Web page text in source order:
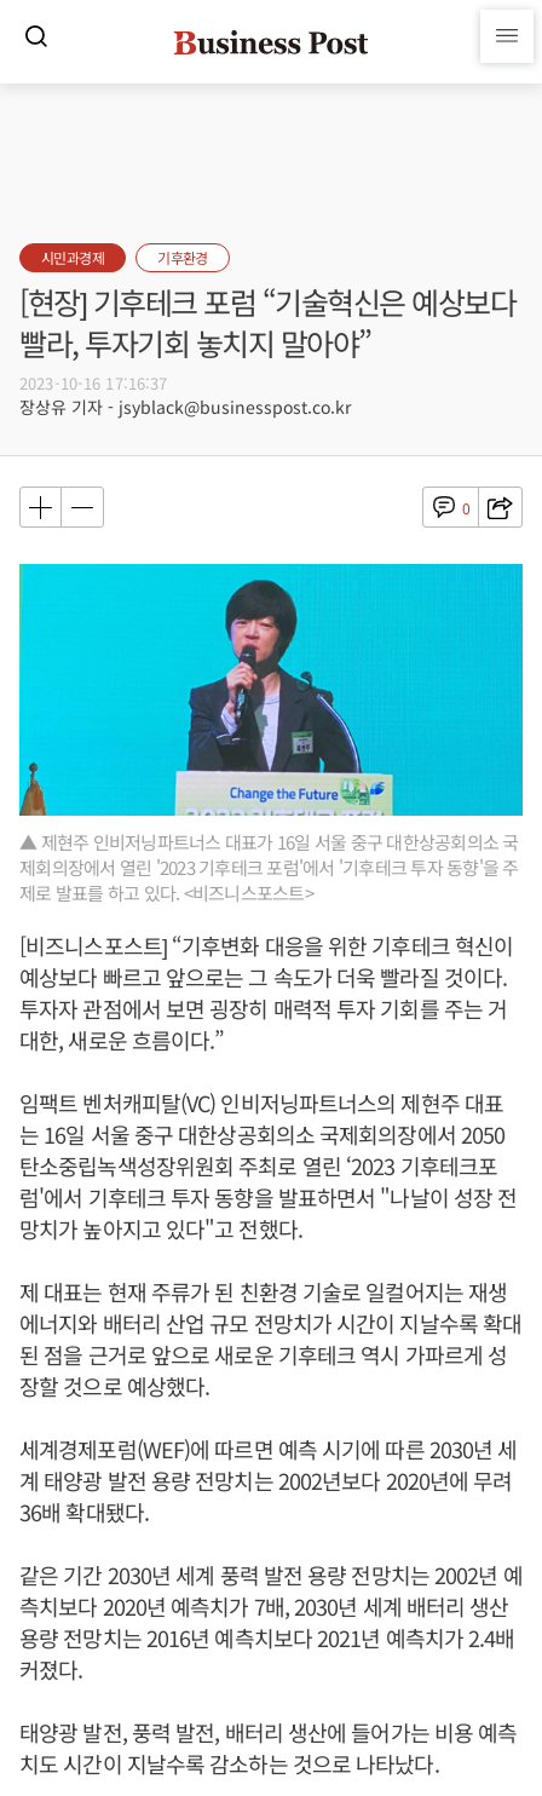
시민과경제 기후환경
[현장] 기후테크 포럼 “기술혁신은 예상보다
빨라, 투자기회 놓치지 말아야”
2023-10-16 17:16:37
장상유 기자 - jsyblack@businesspost.co.kr
0
▲ 제현주 인비저닝파트너스 대표가 16일 서울 중구 대한상공회의소 국
제회의장에서 열린 '2023 기후테크 포럼'에서 '기후테크 투자 동향'을 주
제로 발표를 하고 있다. <비즈니스포스트>
[비즈니스포스트] “기후변화 대응을 위한 기후테크 혁신이
예상보다 빠르고 앞으로는 그 속도가 더욱 빨라질 것이다.
투자자 관점에서 보면 굉장히 매력적 투자 기회를 주는 거
대한, 새로운 흐름이다.”
임팩트 벤처캐피탈(VC) 인비저닝파트너스의 제현주 대표
는 16일 서울 중구 대한상공회의소 국제회의장에서 2050
탄소중립녹색성장위원회 주최로 열린 ‘2023 기후테크포
럼'에서 기후테크 투자 동향을 발표하면서 "나날이 성장 전
망치가 높아지고 있다"고 전했다.
제 대표는 현재 주류가 된 친환경 기술로 일컬어지는 재생
에너지와 배터리 산업 규모 전망치가 시간이 지날수록 확대
된 점을 근거로 앞으로 새로운 기후테크 역시 가파르게 성
장할 것으로 예상했다.
세계경제포럼(WEF)에 따르면 예측 시기에 따른 2030년 세
계 태양광 발전 용량 전망치는 2002년보다 2020년에 무려
36배 확대됐다.
같은 기간 2030년 세계 풍력 발전 용량 전망치는 2002년 예
측치보다 2020년 예측치가 7배, 2030년 세계 배터리 생산
용량 전망치는 2016년 예측치보다 2021년 예측치가 2.4배
커졌다.
태양광 발전, 풍력 발전, 배터리 생산에 들어가는 비용 예측
치도 시간이 지날수록 감소하는 것으로 나타났다.